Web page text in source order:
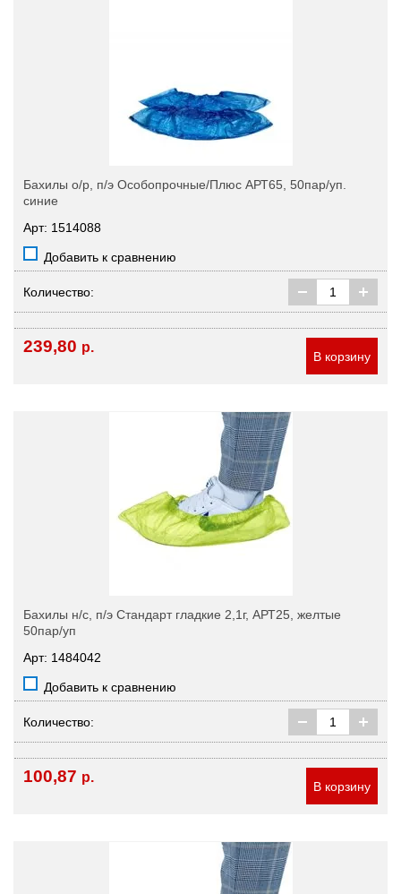
Бахилы о/р, п/э Особопрочные/Плюс АРТ65, 50пар/уп.
синие
Арт: 1514088
Добавить к сравнению
Количество:
239,80 р.
В корзину
Бахилы н/с, п/э Стандарт гладкие 2,1г, АРТ25, желтые
50пар/уп
Арт: 1484042
Добавить к сравнению
Количество:
100,87 р.
В корзину